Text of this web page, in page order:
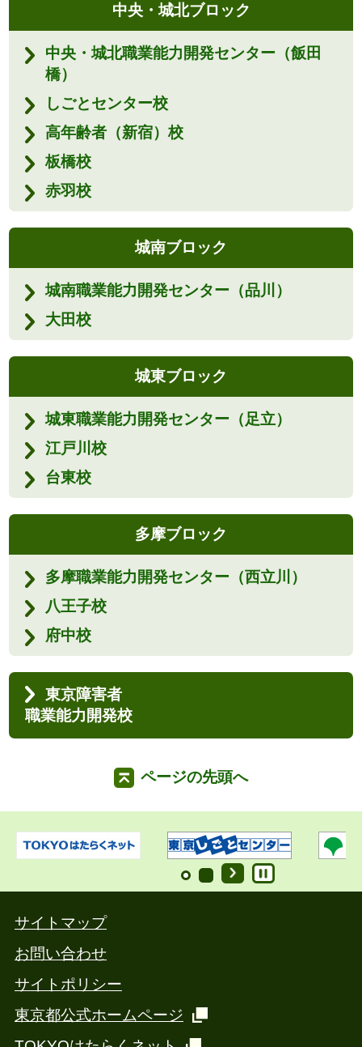
中央・城北ブロック
中央・城北職業能力開発センター（飯田
橋）
しごとセンター校
高年齢者（新宿）校
板橋校
赤羽校
城南ブロック
城南職業能力開発センター（品川）
大田校
城東ブロック
城東職業能力開発センター（足立）
江戸川校
台東校
多摩ブロック
多摩職業能力開発センター（西立川）
八王子校
府中校
東京障害者
職業能力開発校
ページの先頭へ
サイトマップ
お問い合わせ
サイトポリシー
東京都公式ホームページ